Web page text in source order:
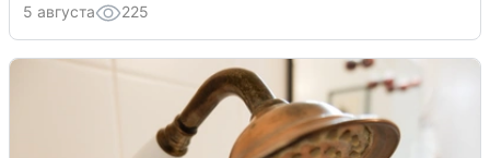
5 августа 225